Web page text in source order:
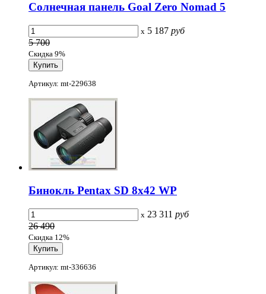
Солнечная панель Goal Zero Nomad 5
x 5 187 руб
5 700
Скидка 9%
Артикул: mt-229638
Бинокль Pentax SD 8x42 WP
x 23 311 руб
26 490
Скидка 12%
Артикул: mt-336636